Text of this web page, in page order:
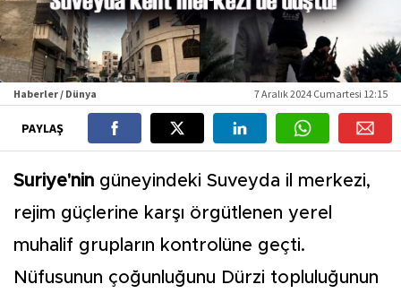
Haberler / Dünya 7 Aralık 2024 Cumartesi 12:15
PAYLAŞ
Suriye'nin güneyindeki Suveyda il merkezi,
rejim güçlerine karşı örgütlenen yerel
muhalif grupların kontrolüne geçti.
Nüfusunun çoğunluğunu Dürzi topluluğunun